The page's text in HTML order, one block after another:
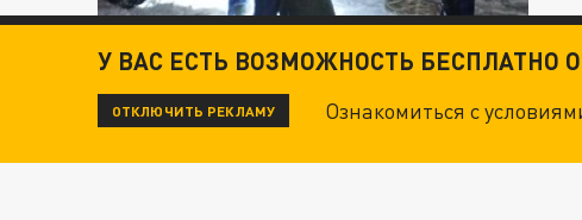
У ВАС ЕСТЬ ВОЗМОЖНОСТЬ БЕСПЛАТНО
ОТКЛЮЧИТЬ РЕКЛАМУ Ознакомиться с